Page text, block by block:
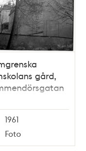
gård,
1961
Foto